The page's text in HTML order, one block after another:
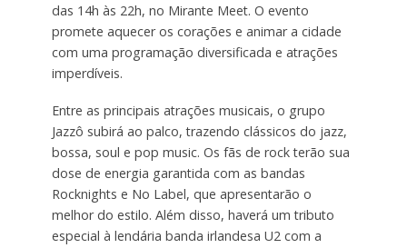
das 14h às 22h, no Mirante Meet. O evento
promete aquecer os corações e animar a cidade
com uma programação diversificada e atrações
imperdíveis.
Entre as principais atrações musicais, o grupo
Jazzô subirá ao palco, trazendo clássicos do jazz,
bossa, soul e pop music. Os fãs de rock terão sua
dose de energia garantida com as bandas
Rocknights e No Label, que apresentarão o
melhor do estilo. Além disso, haverá um tributo
especial à lendária banda irlandesa U2 com a